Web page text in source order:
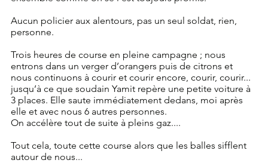
Aucun policier aux alentours, pas un seul soldat, rien,
personne.
Trois heures de course en pleine campagne ; nous
entrons dans un verger d’orangers puis de citrons et
nous continuons à courir et courir encore, courir, courir...
jusqu’à ce que soudain Yamit repère une petite voiture à
3 places. Elle saute immédiatement dedans, moi après
elle et avec nous 6 autres personnes.
On accélère tout de suite à pleins gaz....
Tout cela, toute cette course alors que les balles sifflent
autour de nous...